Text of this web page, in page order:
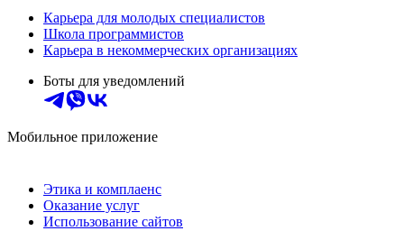
Карьера для молодых специалистов
Школа программистов
Карьера в некоммерческих организациях
Боты для уведомлений
Мобильное приложение
Этика и комплаенс
Оказание услуг
Использование сайтов